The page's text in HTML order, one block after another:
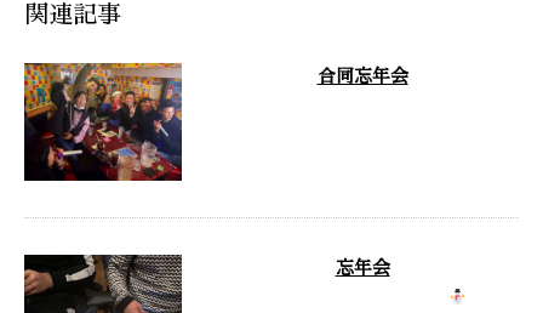
関連記事
合同忘年会
忘年会